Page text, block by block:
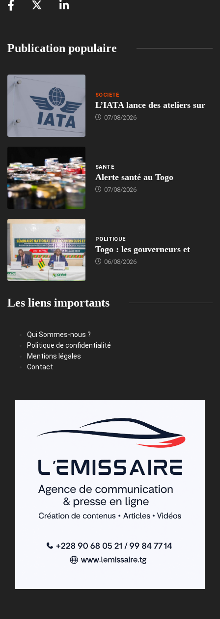
Publication populaire
SOCIÉTÉ
L’IATA lance des ateliers sur
07/08/2026
SANTÉ
Alerte santé au Togo
07/08/2026
POLITIQUE
Togo : les gouverneurs et
06/08/2026
Les liens importants
Qui Sommes-nous ?
Politique de confidentialité
Mentions légales
Contact